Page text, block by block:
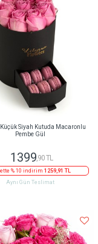
Siyah Kutuda Macaronlu
Pembe Gül
1399,90 TL
% 10 indirim 1259,91 TL
Aynı Gün Teslimat